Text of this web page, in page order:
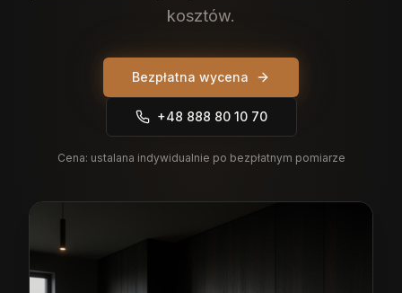
kosztów.
Bezpłatna wycena
+48 888 80 10 70
Cena: ustalana indywidualnie po bezpłatnym pomiarze